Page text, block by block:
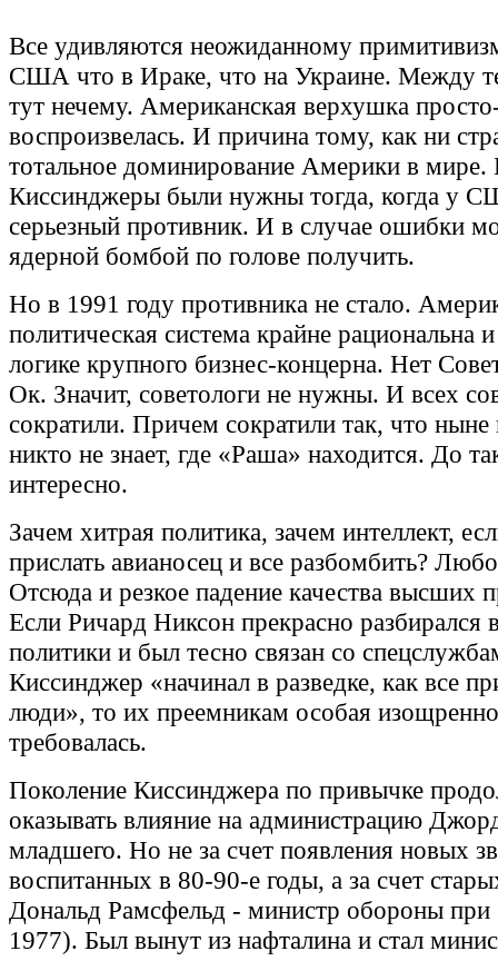
Все удивляются неожиданному
США что в Ираке, что на Украине. Между
тут нечему. Американская верхушка
воспроизвелась. И причина тому, как ни
тотальное доминирование Америки в мире.
Киссинджеры были нужны тогда, когда у
серьезный противник. И в случае ошибки
ядерной бомбой по голове получить.
Но в 1991 году противника не стало.
политическая система крайне рациональна
логике крупного бизнес-концерна. Нет
Ок. Значит, советологи не нужны. И всех
сократили. Причем сократили так, что
никто не знает, где «Раша» находится. До
интересно.
Зачем хитрая политика, зачем интеллект,
прислать авианосец и все разбомбить?
Отсюда и резкое падение качества высших
Если Ричард Никсон прекрасно разбирался
политики и был тесно связан со
Киссинджер «начинал в разведке, как все
люди», то их преемникам особая
требовалась.
Поколение Киссинджера по привычке
оказывать влияние на администрацию
младшего. Но не за счет появления новых
воспитанных в 80-90-е годы, а за счет
Дональд Рамсфельд - министр обороны
1977). Был вынут из нафталина и стал